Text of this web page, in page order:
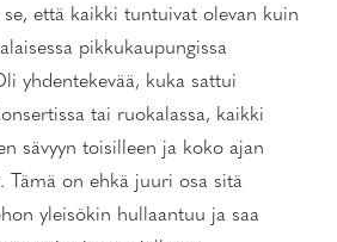
että kaikki tuntuivat olevan kuin
pikkukaupungissa
yhdentekevää, kuka sattui
tai ruokalassa, kaikki
sävyyn toisilleen ja koko ajan
Tämä on ehkä juuri osa sitä
yleisökin hullaantuu ja saa